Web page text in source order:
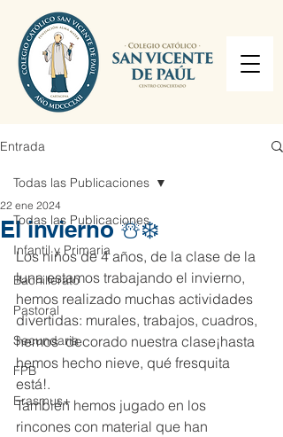
Entrada
Todas las Publicaciones
Infantil y Primaria
Bachillerato
Pastoral
Secundaria
FPB
Erasmus+
Todas las Publicaciones
El invierno ☃️❄️
22 ene 2024
Los niños de 4 años, de la clase de la
luna estamos trabajando el invierno,
hemos realizado muchas actividades
divertidas: murales, trabajos, cuadros,
hemos  decorado nuestra clase¡hasta
hemos hecho nieve, qué fresquita
está!.
También hemos jugado en los
rincones con material que han